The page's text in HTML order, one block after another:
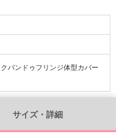
バンドゥフリンジ体型カバー
サイズ・詳細